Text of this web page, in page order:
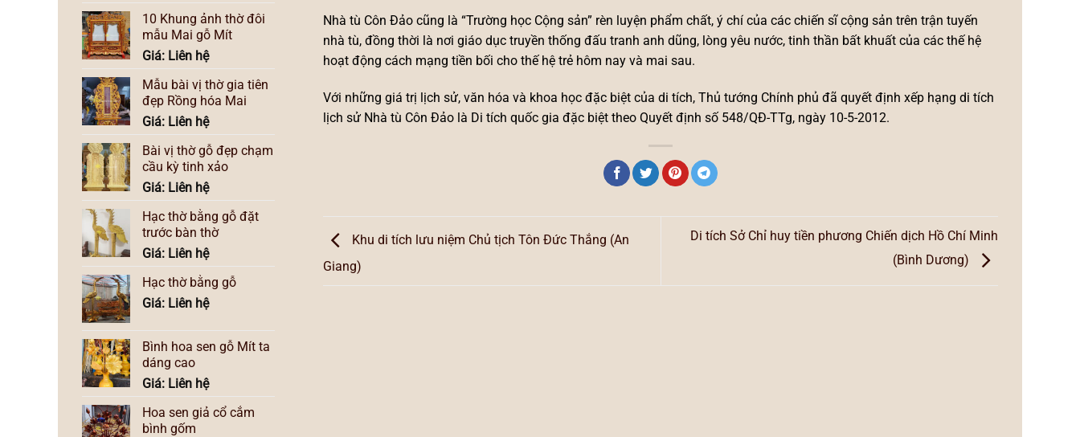
10 Khung ảnh thờ đôi
mẫu Mai gỗ Mít
Giá: Liên hệ
Mẫu bài vị thờ gia tiên
đẹp Rồng hóa Mai
Giá: Liên hệ
Bài vị thờ gỗ đẹp chạm
cầu kỳ tinh xảo
Giá: Liên hệ
Hạc thờ bằng gỗ đặt
trước bàn thờ
Giá: Liên hệ
Hạc thờ bằng gỗ
Giá: Liên hệ
Bình hoa sen gỗ Mít ta
dáng cao
Giá: Liên hệ
Hoa sen giả cổ cắm
bình gốm
Nhà tù Côn Đảo cũng là “Trường học Cộng sản” rèn luyện phẩm chất, ý chí của các chiến sĩ cộng sản trên trận tuyến
nhà tù, đồng thời là nơi giáo dục truyền thống đấu tranh anh dũng, lòng yêu nước, tinh thần bất khuất của các thế hệ
hoạt động cách mạng tiền bối cho thế hệ trẻ hôm nay và mai sau.
Với những giá trị lịch sử, văn hóa và khoa học đặc biệt của di tích, Thủ tướng Chính phủ đã quyết định xếp hạng di tích
lịch sử Nhà tù Côn Đảo là Di tích quốc gia đặc biệt theo Quyết định số 548/QĐ-TTg, ngày 10-5-2012.
Khu di tích lưu niệm Chủ tịch Tôn Đức Thắng (An
Giang)
Di tích Sở Chỉ huy tiền phương Chiến dịch Hồ Chí Minh
(Bình Dương)